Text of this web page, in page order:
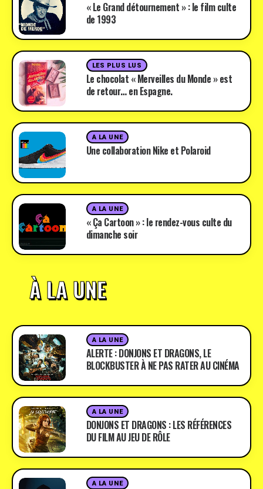
« Le Grand détournement » : le film culte
de 1993
LES PLUS LUS
Le chocolat « Merveilles du Monde » est
de retour… en Espagne.
A LA UNE
Une collaboration Nike et Polaroid
A LA UNE
« Ça Cartoon » : le rendez-vous culte du
dimanche soir
À LA UNE
A LA UNE
ALERTE : DONJONS ET DRAGONS, LE
BLOCKBUSTER À NE PAS RATER AU CINÉMA
A LA UNE
DONJONS ET DRAGONS : LES RÉFÉRENCES
DU FILM AU JEU DE RÔLE
A LA UNE